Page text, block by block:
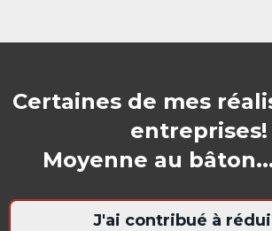
Certaines de mes
entreprises!
Moyenne au
J'ai contribué à